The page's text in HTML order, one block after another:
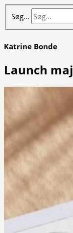
Søg...
Katrine Bonde
Launch maj